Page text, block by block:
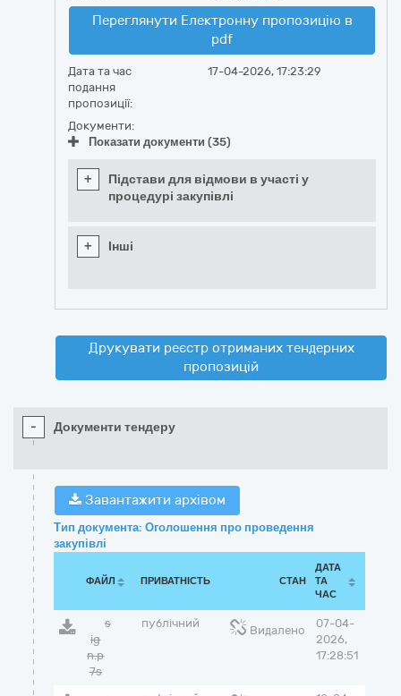
Переглянути Електронну пропозицію в
pdf
Дата та час
подання
пропозиції:
17-04-2026, 17:23:29
Документи:
Показати документи (35)
+
Підстави для відмови в участі у
процедурі закупівлі
+ Інші
Друкувати реєстр отриманих тендерних
пропозицій
- Документи тендеру
Завантажити архівом
Тип документа: Оголошення про проведення
закупівлі
ФАЙЛ ПРИВАТНІСТЬ СТАН
ДАТА
ТА
ЧАС
s
ig
n.p
7s
публічний
Видалено
07-04-
2026,
17:28:51